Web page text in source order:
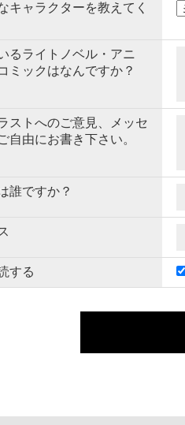
キャラクターを教えてく
るライトノベル・アニ
ミックはなんですか？
ストへのご意見、メッセ
自由にお書き下さい。
誰ですか？
する